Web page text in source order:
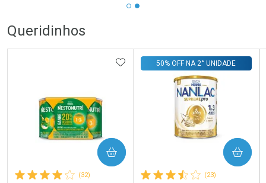
Queridinhos
(32)
ADICIONAR AOS FAVORITOS
COMPRAR
(23)
50% OFF NA 2° UNIDADE
COMPRAR